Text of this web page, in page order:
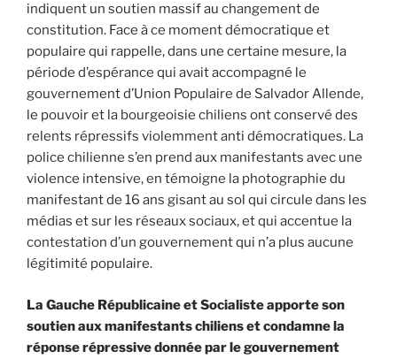
indiquent un soutien massif au changement de
constitution. Face à ce moment démocratique et
populaire qui rappelle, dans une certaine mesure, la
période d’espérance qui avait accompagné le
gouvernement d’Union Populaire de Salvador Allende,
le pouvoir et la bourgeoisie chiliens ont conservé des
relents répressifs violemment anti démocratiques. La
police chilienne s’en prend aux manifestants avec une
violence intensive, en témoigne la photographie du
manifestant de 16 ans gisant au sol qui circule dans les
médias et sur les réseaux sociaux, et qui accentue la
contestation d’un gouvernement qui n’a plus aucune
légitimité populaire.
La Gauche Républicaine et Socialiste apporte son
soutien aux manifestants chiliens et condamne la
réponse répressive donnée par le gouvernement